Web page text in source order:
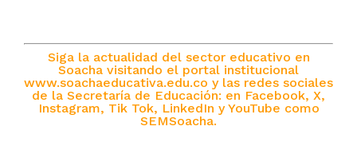
Siga la actualidad del sector educativo en
Soacha visitando el portal institucional
www.soachaeducativa.edu.co y las redes sociales
de la Secretaría de Educación: en Facebook, X,
Instagram, Tik Tok, LinkedIn y YouTube como
SEMSoacha.